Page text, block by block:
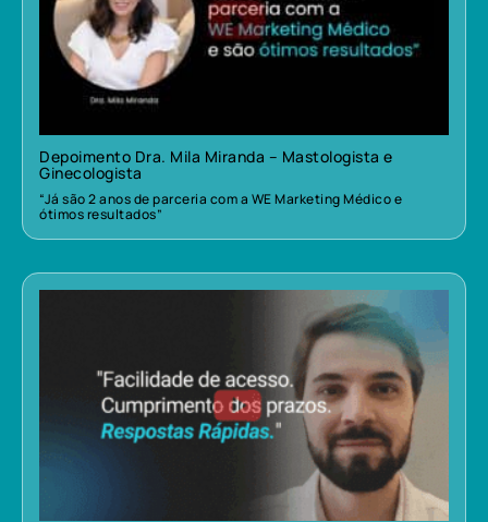
Depoimento Dra. Mila Miranda – Mastologista e
Ginecologista
“Já são 2 anos de parceria com a WE Marketing Médico e
ótimos resultados”